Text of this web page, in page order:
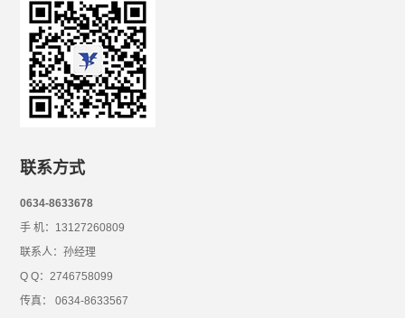
联系方式
0634-8633678
手 机：13127260809
联系人：孙经理
Q Q：2746758099
传真： 0634-8633567